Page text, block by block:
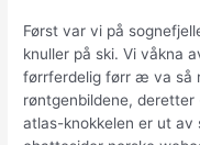
Først var vi på
knuller på ski. Vi våkna
førrferdelig førr æ va så
røntgenbildene,
atlas-knokkelen er ut